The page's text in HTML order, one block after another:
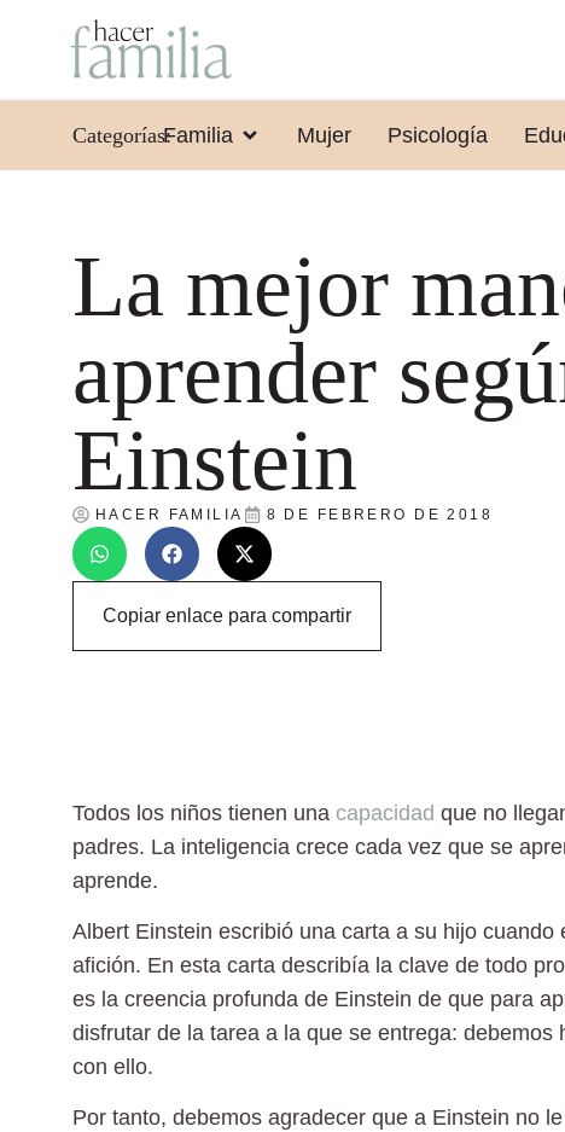
Categorías:Familia Mujer Psicología
La mejor
aprender
Einstein
HACER FAMILIA 8 DE FEBRERO DE 2018
Copiar enlace para compartir
Todos los niños tienen una capacidad que no
padres. La inteligencia crece cada vez que se
aprende.
Albert Einstein escribió una carta a su hijo
afición. En esta carta describía la clave de todo
es la creencia profunda de Einstein de que para
disfrutar de la tarea a la que se entrega: debemos
con ello.
Por tanto, debemos agradecer que a Einstein no